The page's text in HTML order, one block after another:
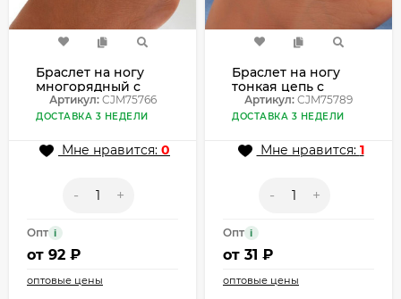
Браслет на ногу
многорядный с
ракушками
CJM75766
Артикул:CJM75766
ДОСТАВКА 3 НЕДЕЛИ
Мне нравится: 0
- +
Опт i
от 92 ₽
оптовые цены
Браслет на ногу
тонкая цепь с
ракушкой
CJM75789
Артикул: CJM75789
ДОСТАВКА 3 НЕДЕЛИ
Мне нравится: 1
- +
Опт i
от 31 ₽
оптовые цены